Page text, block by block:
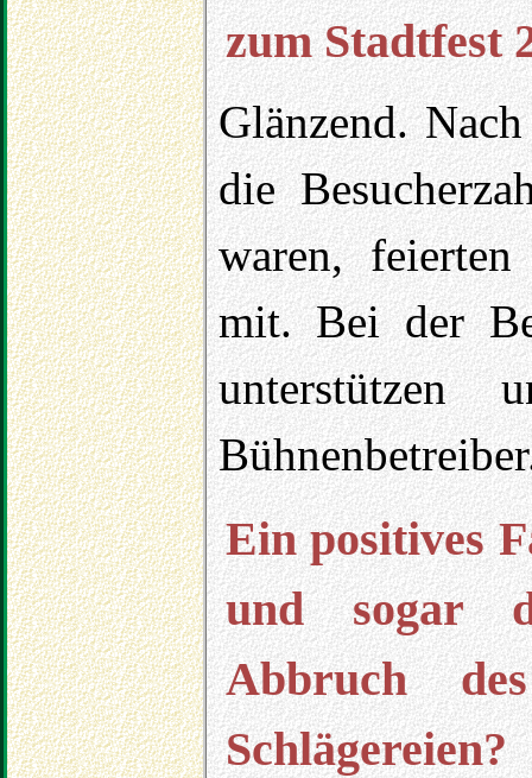
zum Stadtfest
Glänzend.
die
waren,
mit. Bei der
unterstützen
Ein positives
und sogar
Abbruch
Schlägereien?